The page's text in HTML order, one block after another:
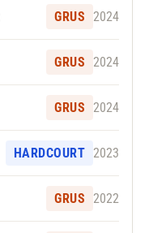
GRUS 2024
GRUS 2024
GRUS 2024
HARDCOURT 2023
GRUS 2022